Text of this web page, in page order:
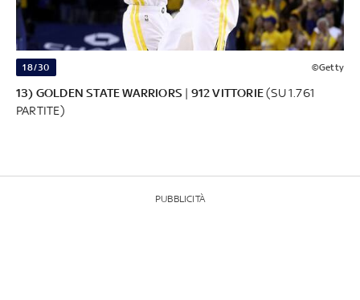
18/30 ©Getty
13) GOLDEN STATE WARRIORS | 912 VITTORIE(SU 1.761
PARTITE)
PUBBLICITÀ